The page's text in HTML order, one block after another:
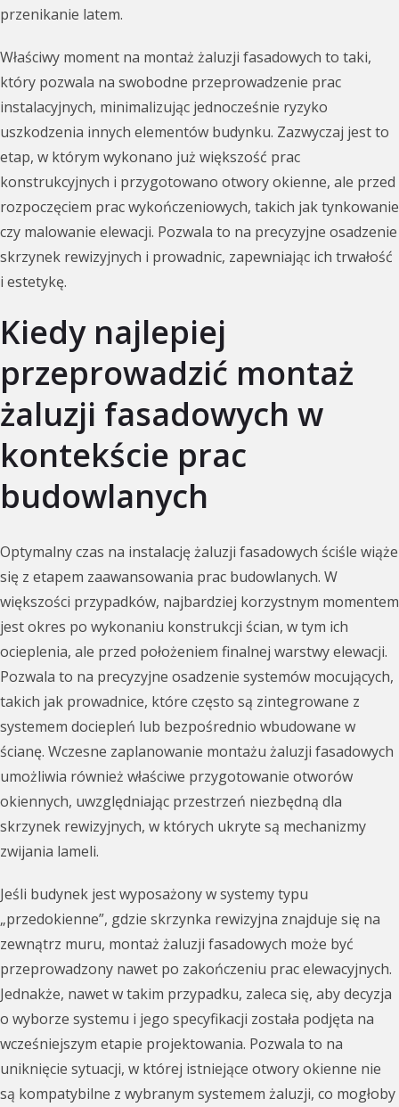
przenikanie latem.
Właściwy moment na montaż żaluzji fasadowych to taki,
który pozwala na swobodne przeprowadzenie prac
instalacyjnych, minimalizując jednocześnie ryzyko
uszkodzenia innych elementów budynku. Zazwyczaj jest to
etap, w którym wykonano już większość prac
konstrukcyjnych i przygotowano otwory okienne, ale przed
rozpoczęciem prac wykończeniowych, takich jak tynkowanie
czy malowanie elewacji. Pozwala to na precyzyjne osadzenie
skrzynek rewizyjnych i prowadnic, zapewniając ich trwałość
i estetykę.
Kiedy najlepiej
przeprowadzić montaż
żaluzji fasadowych w
kontekście prac
budowlanych
Optymalny czas na instalację żaluzji fasadowych ściśle wiąże
się z etapem zaawansowania prac budowlanych. W
większości przypadków, najbardziej korzystnym momentem
jest okres po wykonaniu konstrukcji ścian, w tym ich
ocieplenia, ale przed położeniem finalnej warstwy elewacji.
Pozwala to na precyzyjne osadzenie systemów mocujących,
takich jak prowadnice, które często są zintegrowane z
systemem dociepleń lub bezpośrednio wbudowane w
ścianę. Wczesne zaplanowanie montażu żaluzji fasadowych
umożliwia również właściwe przygotowanie otworów
okiennych, uwzględniając przestrzeń niezbędną dla
skrzynek rewizyjnych, w których ukryte są mechanizmy
zwijania lameli.
Jeśli budynek jest wyposażony w systemy typu
„przedokienne”, gdzie skrzynka rewizyjna znajduje się na
zewnątrz muru, montaż żaluzji fasadowych może być
przeprowadzony nawet po zakończeniu prac elewacyjnych.
Jednakże, nawet w takim przypadku, zaleca się, aby decyzja
o wyborze systemu i jego specyfikacji została podjęta na
wcześniejszym etapie projektowania. Pozwala to na
uniknięcie sytuacji, w której istniejące otwory okienne nie
są kompatybilne z wybranym systemem żaluzji, co mogłoby